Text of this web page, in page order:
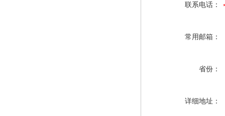
联系电话：
常用邮箱：
省份：
详细地址：